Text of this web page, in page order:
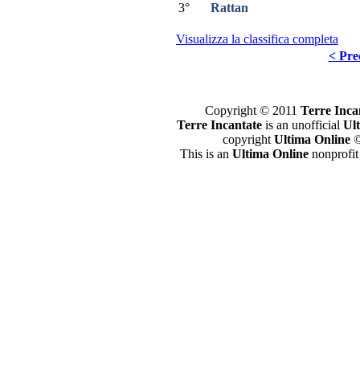
3°
Rattan
Visualizza la classifica completa
<
Copyright © 2011 Terre
Terre Incantate is an unofficial
copyright Ultima Online©
This is an Ultima Online